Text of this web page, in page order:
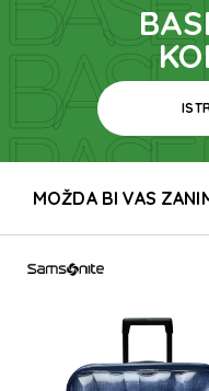
MOŽDA BI VAS